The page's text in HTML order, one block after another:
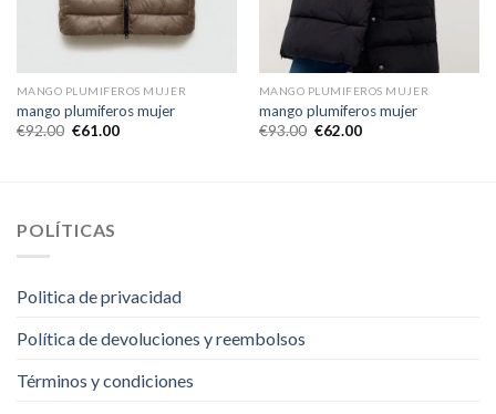
MANGO PLUMIFEROS MUJER
mango plumiferos mujer
€92.00 €61.00
MANGO PLUMIFEROS MUJER
mango plumiferos mujer
€93.00 €62.00
POLÍTICAS
Politica de privacidad
Política de devoluciones y reembolsos
Términos y condiciones